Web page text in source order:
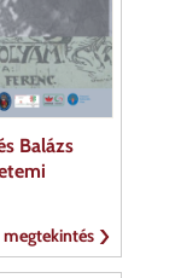
Balázs
megtekintés